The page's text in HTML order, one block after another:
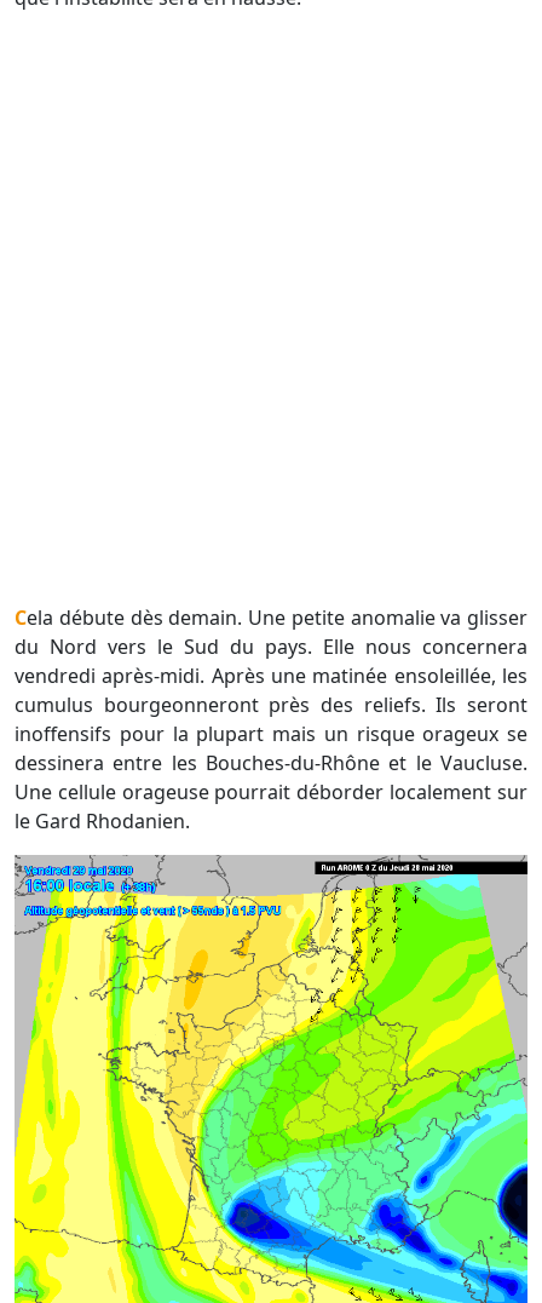
Cela débute dès demain. Une petite anomalie va glisser
du Nord vers le Sud du pays. Elle nous concernera
vendredi après-midi. Après une matinée ensoleillée, les
cumulus bourgeonneront près des reliefs. Ils seront
inoffensifs pour la plupart mais un risque orageux se
dessinera entre les Bouches-du-Rhône et le Vaucluse.
Une cellule orageuse pourrait déborder localement sur
le Gard Rhodanien.